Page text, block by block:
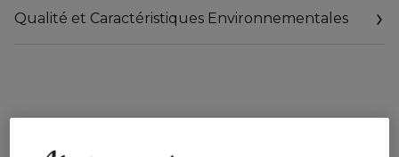
puis appliquer le côté à billes du masque sur les yeux.
Qualité et Caractéristiques Environnementales